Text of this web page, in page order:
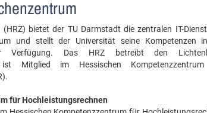
bietet der TU Darmstadt die zentralen IT-
und stellt der Universität seine Kompetenzen
Verfügung. Das HRZ betreibt den
ist Mitglied im Hessischen
für Hochleistungsrechnen